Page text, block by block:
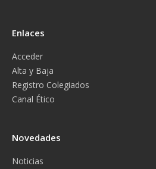
Enlaces
Acceder
Alta y Baja
Registro Colegiados
Canal Ético
Novedades
Noticias